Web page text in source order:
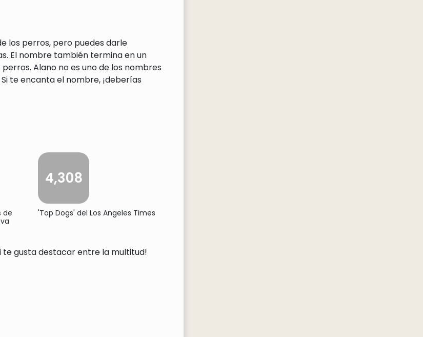
los perros, pero puedes darle
El nombre también termina en un
Alano no es uno de los nombres
te encanta el nombre, ¡deberías
de
4,308
'Top Dogs' del Los Angeles Times
te gusta destacar entre la multitud!